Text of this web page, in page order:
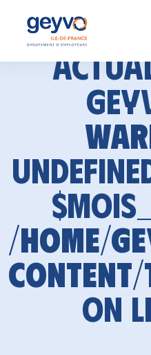
/home/
content/
on